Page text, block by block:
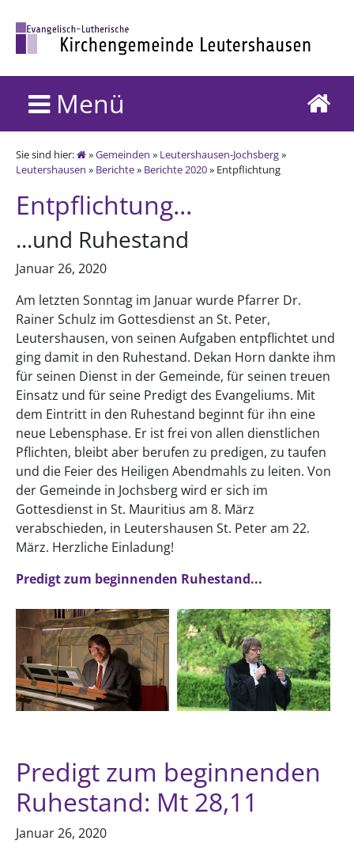
Menü
Sie sind hier: »Gemeinden » Leutershausen-Jochsberg»
Leutershausen » Berichte» Berichte 2020» Entpflichtung
Entpflichtung...
...und Ruhestand
Januar 26, 2020
Am letzten Sonntag im Januar wurde Pfarrer Dr.
Rainer Schulz im Gottesdienst an St. Peter,
Leutershausen, von seinen Aufgaben entpflichtet und
ging damit in den Ruhestand. Dekan Horn dankte ihm
für seinen Dienst in der Gemeinde, für seinen treuen
Einsatz und für seine Predigt des Evangeliums. Mit
dem Eintritt in den Ruhestand beginnt für ihn eine
neue Lebensphase. Er ist frei von allen dienstlichen
Pflichten, bleibt aber berufen zu predigen, zu taufen
und die Feier des Heiligen Abendmahls zu leiten. Von
der Gemeinde in Jochsberg wird er sich im
Gottesdienst in St. Mauritius am 8. März
verabschieden, in Leutershausen St. Peter am 22.
März. Herzliche Einladung!
Predigt zum beginnenden Ruhestand...
Predigt zum beginnenden
Ruhestand: Mt 28,11
Januar 26, 2020